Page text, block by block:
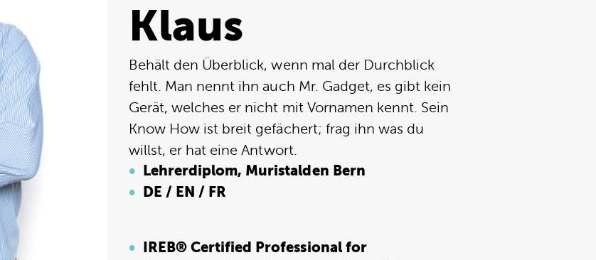
Klaus
Behält den Überblick, wenn mal der Durchblick
fehlt. Man nennt ihn auch Mr. Gadget, es gibt kein
Gerät, welches er nicht mit Vornamen kennt. Sein
Know How ist breit gefächert; frag ihn was du
willst, er hat eine Antwort.
Lehrerdiplom, Muristalden Bern
DE / EN / FR
IREB® Certified Professional for